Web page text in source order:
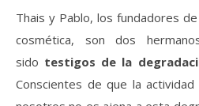
Thais y Pablo, los fundadores
cosmética, son dos
sido testigos de la
Conscientes de que la